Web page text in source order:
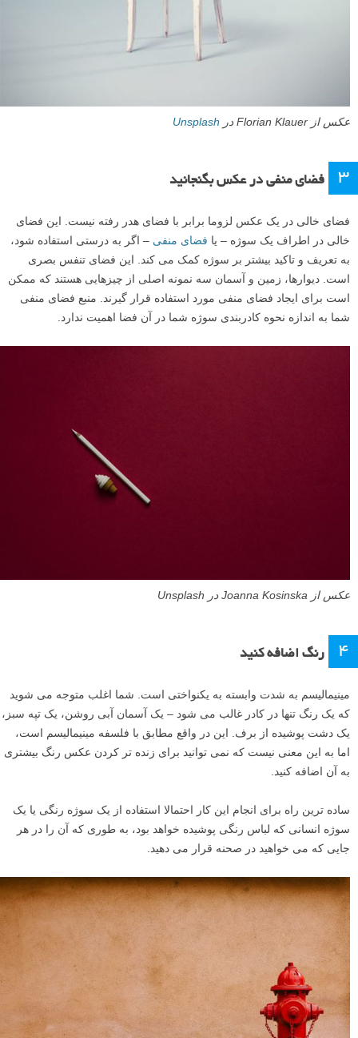
عکس از Florian Klauer در Unsplash
3 فضای منفی در عکس بگنجانید
فضای خالی در یک عکس لزوما برابر با فضای هدر رفته نیست. این فضای
خالی در اطراف یک سوژه – یا فضای منفی – اگر به درستی استفاده شود،
به تعریف و تاکید بیشتر بر سوژه کمک می کند. این فضای تنفس بصری
است. دیوارها، زمین و آسمان سه نمونه اصلی از چیزهایی هستند که ممکن
است برای ایجاد فضای منفی مورد استفاده قرار گیرند. منبع فضای منفی
شما به اندازه نحوه کادربندی سوژه شما در آن فضا اهمیت ندارد.
عکس از Joanna Kosinska در Unsplash
4 رنگ اضافه کنید
مینیمالیسم به شدت وابسته به یکنواختی است. شما اغلب متوجه می شوید
که یک رنگ تنها در کادر غالب می شود – یک آسمان آبی روشن، یک تپه سبز،
یک دشت پوشیده از برف. این در واقع مطابق با فلسفه مینیمالیسم است،
اما به این معنی نیست که نمی توانید برای زنده تر کردن عکس رنگ بیشتری
به آن اضافه کنید.
ساده ترین راه برای انجام این کار احتمالا استفاده از یک سوژه رنگی یا یک
سوژه انسانی که لباس رنگی پوشیده خواهد بود، به طوری که آن را در هر
جایی که می خواهید در صحنه قرار می دهید.